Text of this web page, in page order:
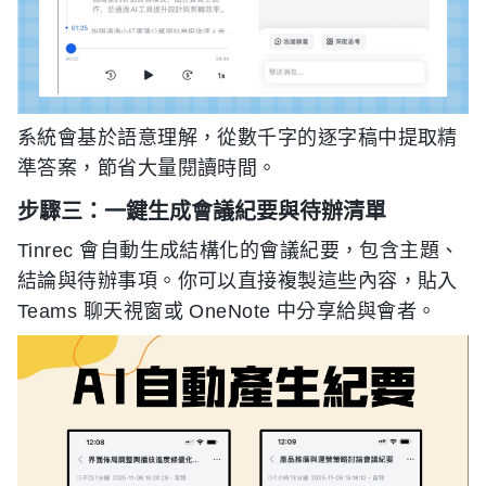
系統會基於語意理解，從數千字的逐字稿中提取精
準答案，節省大量閱讀時間。
步驟三：一鍵生成會議紀要與待辦清單
Tinrec 會自動生成結構化的會議紀要，包含主題、
結論與待辦事項。你可以直接複製這些內容，貼入
Teams 聊天視窗或 OneNote 中分享給與會者。